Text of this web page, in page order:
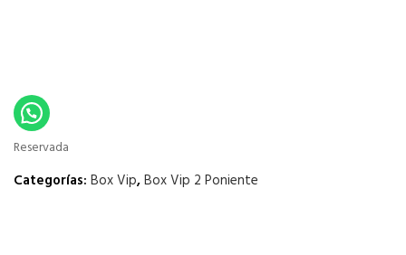
Reservada
Categorías: Box Vip,Box Vip 2 Poniente